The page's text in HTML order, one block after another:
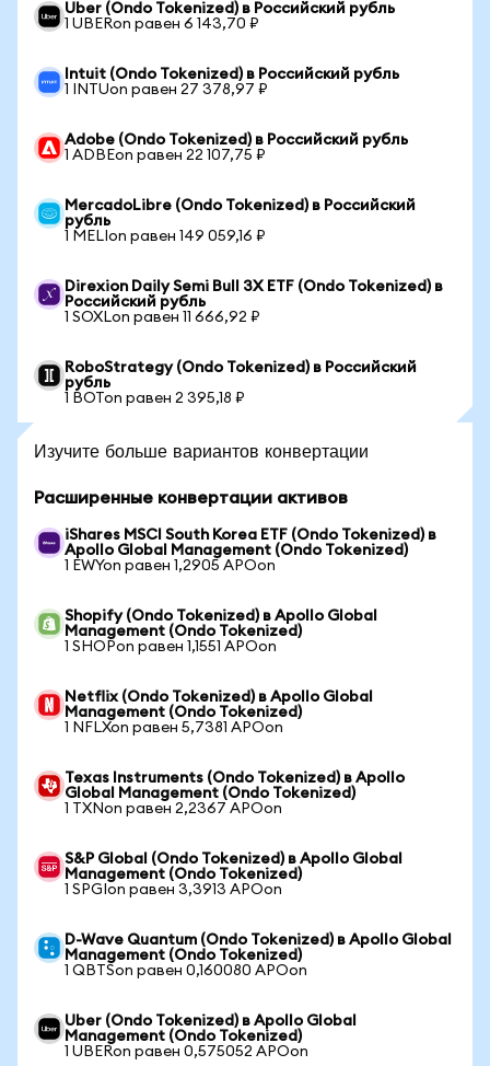
Uber (Ondo Tokenized) в Российский рубль
1 UBERon равен 6 143,70 ₽
Intuit (Ondo Tokenized) в Российский рубль
1 INTUon равен 27 378,97 ₽
Adobe (Ondo Tokenized) в Российский рубль
1 ADBEon равен 22 107,75 ₽
MercadoLibre (Ondo Tokenized) в Российский
рубль
1 MELIon равен 149 059,16 ₽
Direxion Daily Semi Bull 3X ETF (Ondo Tokenized) в
Российский рубль
1 SOXLon равен 11 666,92 ₽
RoboStrategy (Ondo Tokenized) в Российский
рубль
1 BOTon равен 2 395,18 ₽
Изучите больше вариантов конвертации
Расширенные конвертации активов
iShares MSCI South Korea ETF (Ondo Tokenized) в
Apollo Global Management (Ondo Tokenized)
1 EWYon равен 1,2905 APOon
Shopify (Ondo Tokenized) в Apollo Global
Management (Ondo Tokenized)
1 SHOPon равен 1,1551 APOon
Netflix (Ondo Tokenized) в Apollo Global
Management (Ondo Tokenized)
1 NFLXon равен 5,7381 APOon
Texas Instruments (Ondo Tokenized) в Apollo
Global Management (Ondo Tokenized)
1 TXNon равен 2,2367 APOon
S&P Global (Ondo Tokenized) в Apollo Global
Management (Ondo Tokenized)
1 SPGIon равен 3,3913 APOon
D-Wave Quantum (Ondo Tokenized) в Apollo Global
Management (Ondo Tokenized)
1 QBTSon равен 0,160080 APOon
Uber (Ondo Tokenized) в Apollo Global
Management (Ondo Tokenized)
1 UBERon равен 0,575052 APOon